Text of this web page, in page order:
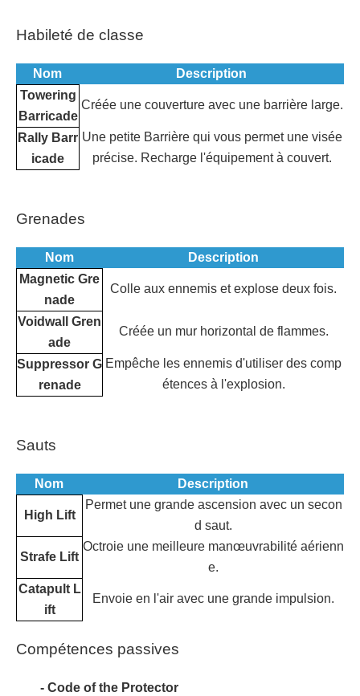
Habileté de classe
Nom
Description
Towering
Barricade
Créée une couverture avec une barrière large.
Rally Barr
icade
Une petite Barrière qui vous permet une visée
précise. Recharge l'équipement à couvert.
Grenades
Nom
Description
Magnetic Gre
nade
Colle aux ennemis et explose deux fois.
Voidwall Gren
ade
Créée un mur horizontal de flammes.
Suppressor G
renade
Empêche les ennemis d'utiliser des comp
étences à l'explosion.
Sauts
Nom Description
High Lift
Permet une grande ascension avec un secon
d saut.
Strafe Lift
Octroie une meilleure manœuvrabilité aérienn
e.
Catapult L
ift
Envoie en l'air avec une grande impulsion.
Compétences passives
- Code of the Protector